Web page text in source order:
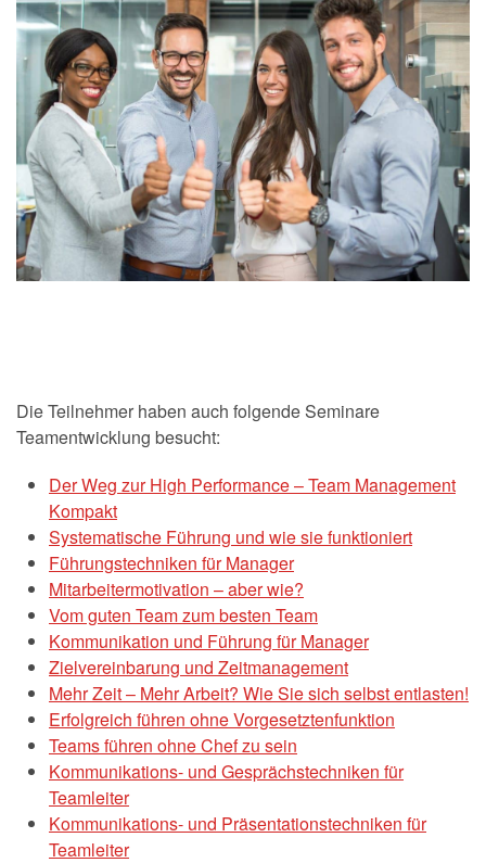
Die Teilnehmer haben auch folgende Seminare
Teamentwicklung besucht:
Der Weg zur High Performance – Team Management
Kompakt
Systematische Führung und wie sie funktioniert
Führungstechniken für Manager
Mitarbeitermotivation – aber wie?
Vom guten Team zum besten Team
Kommunikation und Führung für Manager
Zielvereinbarung und Zeitmanagement
Mehr Zeit – Mehr Arbeit? Wie Sie sich selbst entlasten!
Erfolgreich führen ohne Vorgesetztenfunktion
Teams führen ohne Chef zu sein
Kommunikations- und Gesprächstechniken für
Teamleiter
Kommunikations- und Präsentationstechniken für
Teamleiter